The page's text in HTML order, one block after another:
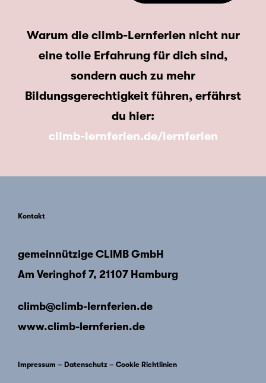
Warum die climb-Lernferien nicht nur
eine tolle Erfahrung für dich sind,
sondern auch zu mehr
Bildungsgerechtigkeit führen, erfährst
du hier:
climb-lernferien.de/lernferien
Kontakt
gemeinnützige CLIMB GmbH
Am Veringhof 7, 21107 Hamburg
climb@climb-lernferien.de
www.climb-lernferien.de
Impressum – Datenschutz – Cookie Richtlinien